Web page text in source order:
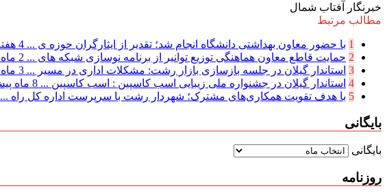
خبرنگار آفتاب شمال
مطالب مرتبط
1 با حضور معاون بهداشتی دانشگاه انجام شد؛ تقدیر از ایثارگران حوزه ی ... 4 هفته پیش
2 حمایت قاطع معاون هماهنگی توزیع توانیر از برنامه نوسازی شبكه های ... 2 ماه پیش
3 استاندار گیلان در جلسه بازسازی بازار رشت: مشکلات اداری در مسیر ... 3 ماه پیش
4 استاندار گیلان در جشنواره ملی زیبایی اسب کاسپین : اسب کاسپین ... 8 ماه پیش
5 با هدف تقویت همکاری‌های مشترک؛ شهردار رشت با سرپرست اداره کل راه ...
بایگانی
بایگانی
روزنامه